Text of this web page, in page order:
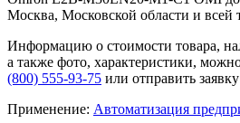
Москва, Московской области и всей
Информацию о стоимости товара,
а также фото, характеристики,
(800) 555-93-75 или отправить
Применение: Автоматизация